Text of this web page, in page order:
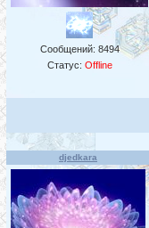
Сообщений: 8494
Статус: Offline
djedkara